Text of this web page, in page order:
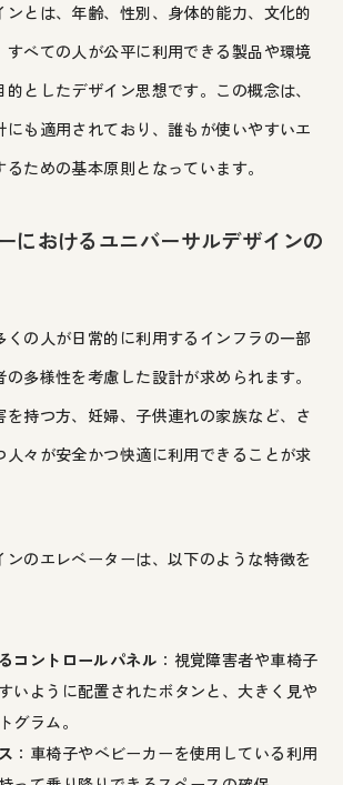
ンとは、年齢、性別、身体的能力、文化的
すべての人が公平に利用できる製品や環境
としたデザイン思想です。この概念は、
にも適用されており、誰もが使いやすいエ
ための基本原則となっています。
におけるユニバーサルデザインの
くの人が日常的に利用するインフラの一部
多様性を考慮した設計が求められます。
持つ方、妊婦、子供連れの家族など、さ
人々が安全かつ快適に利用できることが求
ンのエレベーターは、以下のような特徴を
コントロールパネル ：視覚障害者や車椅子
いように配置されたボタンと、大きく見や
グラム。
：車椅子やベビーカーを使用している利用